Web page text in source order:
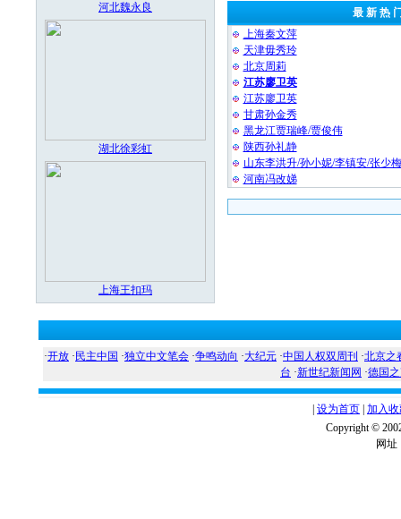
河北魏永良
湖北徐彩虹
上海王扣玛
最 新 热
上海秦文萍
天津毋秀玲
北京周莉
江苏廖卫英
江苏廖卫英
甘肃孙金秀
黑龙江贾瑞峰/贾俊伟
陕西孙礼静
山东李洪升/孙小妮/李镇安/张少梅
河南冯改娣
·开放 · 民主中国 ·独立中文笔会 ·争鸣动向 ·大纪元 ·中国人权双周刊 ·北京之
台 ·新世纪新闻网 ·德国
设为首页 加入
Copyright ©
网址